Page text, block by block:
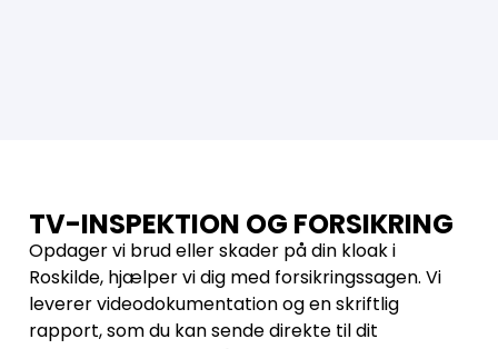
TV-INSPEKTION OG FORSIKRING
Opdager vi brud eller skader på din kloak i
Roskilde, hjælper vi dig med forsikringssagen. Vi
leverer videodokumentation og en skriftlig
rapport, som du kan sende direkte til dit